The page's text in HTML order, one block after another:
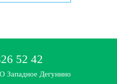
52 42
Западное Дегунино